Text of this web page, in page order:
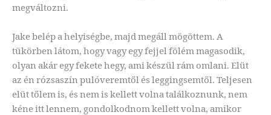
megváltozni.
Jake belép a helyiségbe, majd megáll mögöttem. A
tükörben látom, hogy vagy egy fejjel fölém magasodik,
olyan akár egy fekete hegy, ami készül rám omlani. Elüt
az én rózsaszín pulóveremtől és leggingsemtől. Teljesen
elüt tőlem is, és nem is kellett volna találkoznunk, nem
kéne itt lennem, gondolkodnom kellett volna, amikor